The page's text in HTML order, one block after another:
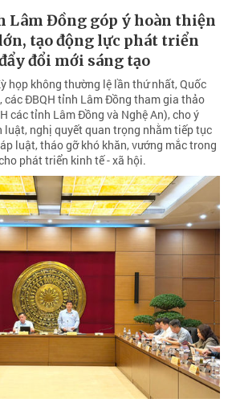
Lâm Đồng góp ý hoàn thiện
tạo động lực phát triển
đổi mới sáng tạo
họp không thường lệ lần thứ nhất, Quốc
các ĐBQH tỉnh Lâm Đồng tham gia thảo
các tỉnh Lâm Đồng và Nghệ An), cho ý
luật, nghị quyết quan trọng nhằm tiếp tục
luật, tháo gỡ khó khăn, vướng mắc trong
phát triển kinh tế - xã hội.